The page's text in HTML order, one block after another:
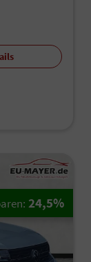
24,5%